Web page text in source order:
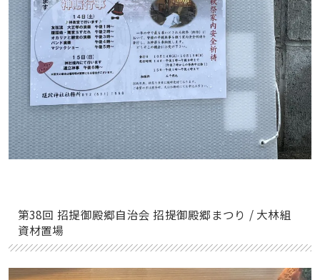
第38回 招提御殿郷自治会 招提御殿郷まつり / 大林組
資材置場